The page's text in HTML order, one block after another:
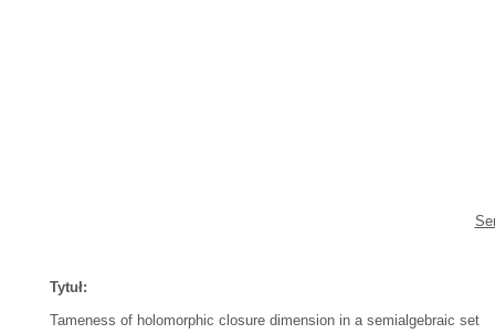
Tytuł:
Tameness of holomorphic closure dimension in a semialgebraic set